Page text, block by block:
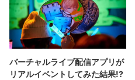
バーチャルライブ配信アプリが
リアルイベントしてみた結果!?